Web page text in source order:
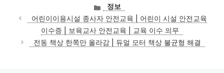
카
테
고
리
정보
어린이이용시설 종사자 안전교육 | 어린이 시설 안전교육
이수증 | 보육교사 안전교육 | 교육 이수 의무
전동 책상 한쪽만 올라감 | 듀얼 모터 책상 불균형 해결